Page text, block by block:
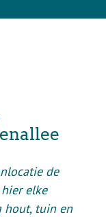
de
elke
hout, tuin en